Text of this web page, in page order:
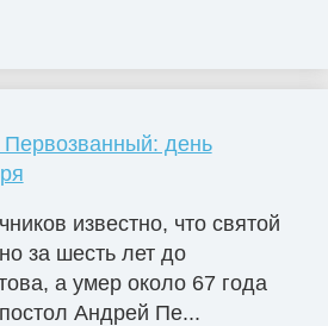
день
известно, что святой
за шесть лет до
а умер около 67 года
Андрей Пе...